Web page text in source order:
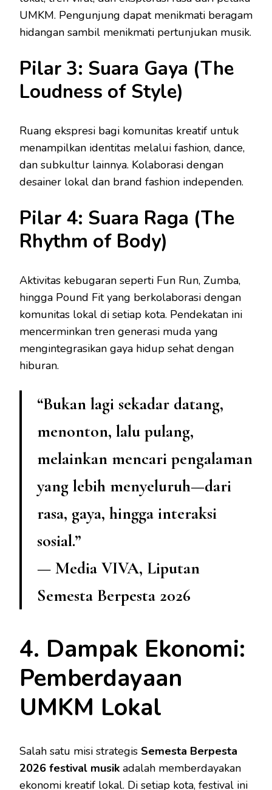
UMKM. Pengunjung dapat menikmati beragam
hidangan sambil menikmati pertunjukan musik.
Pilar 3: Suara Gaya (The
Loudness of Style)
Ruang ekspresi bagi komunitas kreatif untuk
menampilkan identitas melalui fashion, dance,
dan subkultur lainnya. Kolaborasi dengan
desainer lokal dan brand fashion independen.
Pilar 4: Suara Raga (The
Rhythm of Body)
Aktivitas kebugaran seperti Fun Run, Zumba,
hingga Pound Fit yang berkolaborasi dengan
komunitas lokal di setiap kota. Pendekatan ini
mencerminkan tren generasi muda yang
mengintegrasikan gaya hidup sehat dengan
hiburan.
“Bukan lagi sekadar datang,
menonton, lalu pulang,
melainkan mencari pengalaman
yang lebih menyeluruh—dari
rasa, gaya, hingga interaksi
sosial.”
— Media VIVA, Liputan
Semesta Berpesta 2026
4. Dampak Ekonomi:
Pemberdayaan
UMKM Lokal
Salah satu misi strategis Semesta Berpesta
2026 festival musik adalah memberdayakan
ekonomi kreatif lokal. Di setiap kota, festival ini